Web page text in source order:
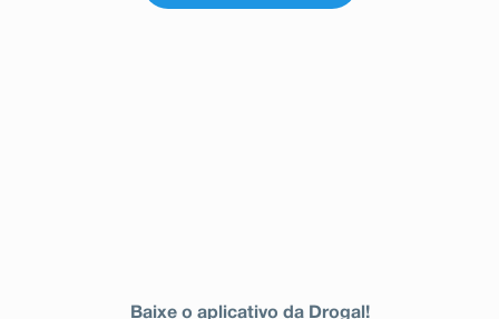
Baixe o aplicativo da Drogal!